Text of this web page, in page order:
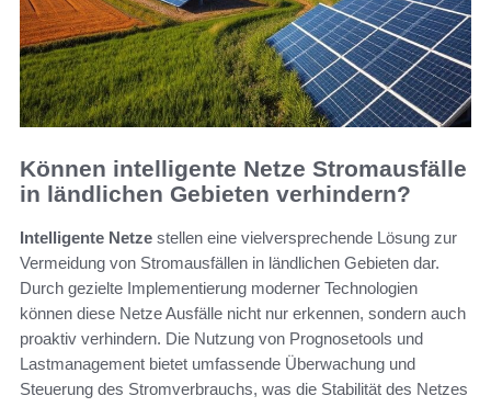
Können intelligente Netze Stromausfälle
in ländlichen Gebieten verhindern?
Intelligente Netze stellen eine vielversprechende Lösung zur
Vermeidung von Stromausfällen in ländlichen Gebieten dar.
Durch gezielte Implementierung moderner Technologien
können diese Netze Ausfälle nicht nur erkennen, sondern auch
proaktiv verhindern. Die Nutzung von Prognosetools und
Lastmanagement bietet umfassende Überwachung und
Steuerung des Stromverbrauchs, was die Stabilität des Netzes